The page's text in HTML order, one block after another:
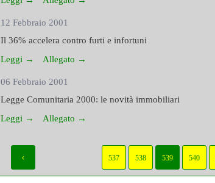
12 Febbraio 2001
Il 36% accelera contro furti e infortuni
Leggi →
Allegato →
06 Febbraio 2001
Legge Comunitaria 2000: le novità immobiliari
Leggi →
Allegato →
537 538 539 540